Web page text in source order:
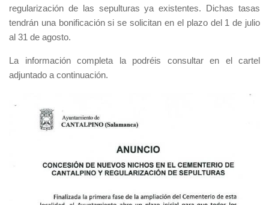
regularización de las sepulturas ya existentes. Dichas tasas
tendrán una bonificación si se solicitan en el plazo del 1 de julio
al 31 de agosto.
La información completa la podréis consultar en el cartel
adjuntado a continuación.